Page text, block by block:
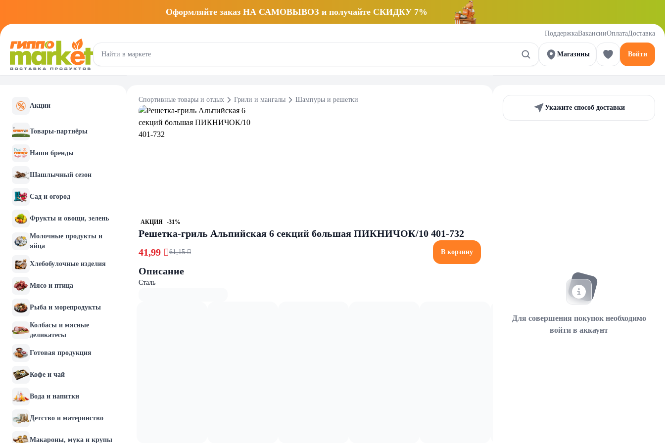
Оформляйте заказ НА САМОВЫВОЗ и получайте СКИДКУ 7%
ПоддержкаВакансииОплатаДоставка
Магазины Войти
Акции
Товары-партнёры
Наши бренды
Шашлычный сезон
Сад и огород
Фрукты и овощи, зелень
Молочные продукты и
яйца
Хлебобулочные изделия
Мясо и птица
Рыба и морепродукты
Колбасы и мясные
деликатесы
Готовая продукция
Кофе и чай
Вода и напитки
Детство и материнство
Макароны, мука и крупы
Спортивные товары и отдых Грили и мангалы Шампуры и решетки
АКЦИЯ -31%
Решетка-гриль Альпийская 6 секций большая ПИКНИЧОК/10 401-732
41,99 61,15  В корзину
Описание
Сталь
Укажите способ доставки
Для совершения покупок необходимо
войти в аккаунт